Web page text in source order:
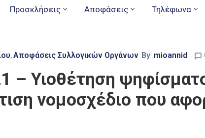
Προσκλήσεις Αποφάσεις Τηλέφωνα
‚Αποφάσεις Συλλογικών Οργάνων By mioannid
Υιοθέτηση
νομοσχέδιο που